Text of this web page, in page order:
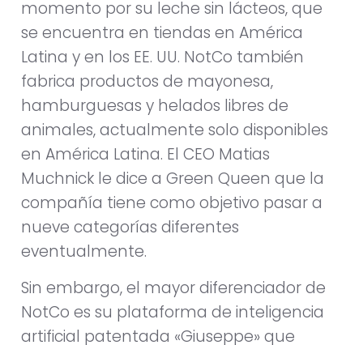
momento por su leche sin lácteos, que
se encuentra en tiendas en América
Latina y en los EE. UU. NotCo también
fabrica productos de mayonesa,
hamburguesas y helados libres de
animales, actualmente solo disponibles
en América Latina. El CEO Matias
Muchnick le dice a Green Queen que la
compañía tiene como objetivo pasar a
nueve categorías diferentes
eventualmente.
Sin embargo, el mayor diferenciador de
NotCo es su plataforma de inteligencia
artificial patentada «Giuseppe» que